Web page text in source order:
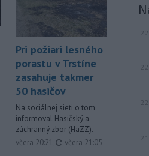
Pri požiari lesného
porastu v Trstíne
zasahuje takmer
50 hasičov
Na sociálnej sieti o tom
informoval Hasičský a
záchranný zbor (HaZZ).
včera 20:21, aktualizované
včera 21:05